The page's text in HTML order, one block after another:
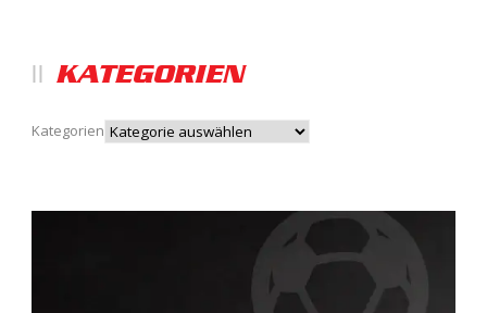
KATEGORIEN
Kategorien